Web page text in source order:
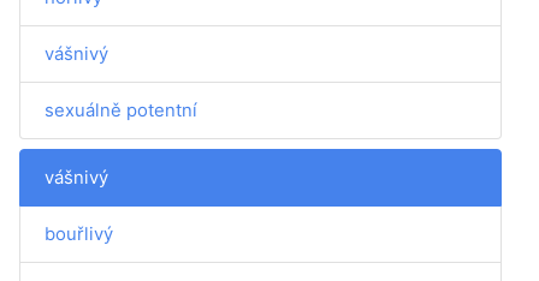
vášnivý
sexuálně potentní
vášnivý
bouřlivý